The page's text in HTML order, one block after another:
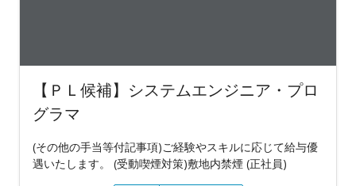
【ＰＬ候補】システムエンジニア・プロ
グラマ
(その他の手当等付記事項)ご経験やスキルに応じて給与優
遇いたします。 (受動喫煙対策)敷地内禁煙 (正社員)